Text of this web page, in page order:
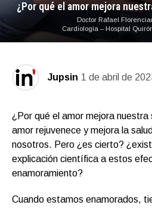
¿Por qué el amor mejora
Doctor Rafael
Cardiología – Hospital
Jupsin 1 de abril de
¿Por qué el amor mejora nuestra
amor rejuvenece y mejora la
nosotros. Pero ¿es cierto?
explicación científica a estos
enamoramiento?
Cuando estamos enamorados,